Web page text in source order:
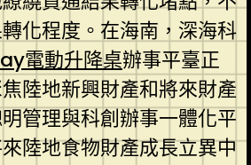
化程度。在海南，深海科
電動升降桌辦事平臺正
陸地新興財產和將來財產
管理與科創辦事一體化平
陸地食物財產成長立異中